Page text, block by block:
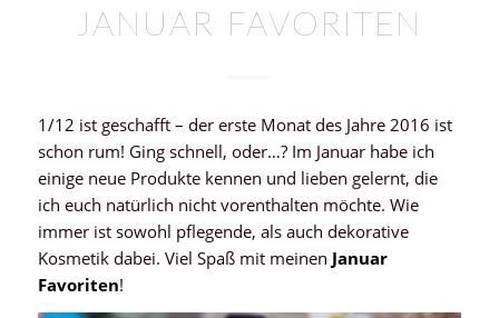
JANUAR FAVORITEN
1/12 ist geschafft – der erste Monat des Jahre 2016 ist
schon rum! Ging schnell, oder…? Im Januar habe ich
einige neue Produkte kennen und lieben gelernt, die
ich euch natürlich nicht vorenthalten möchte. Wie
immer ist sowohl pflegende, als auch dekorative
Kosmetik dabei. Viel Spaß mit meinen Januar
Favoriten!